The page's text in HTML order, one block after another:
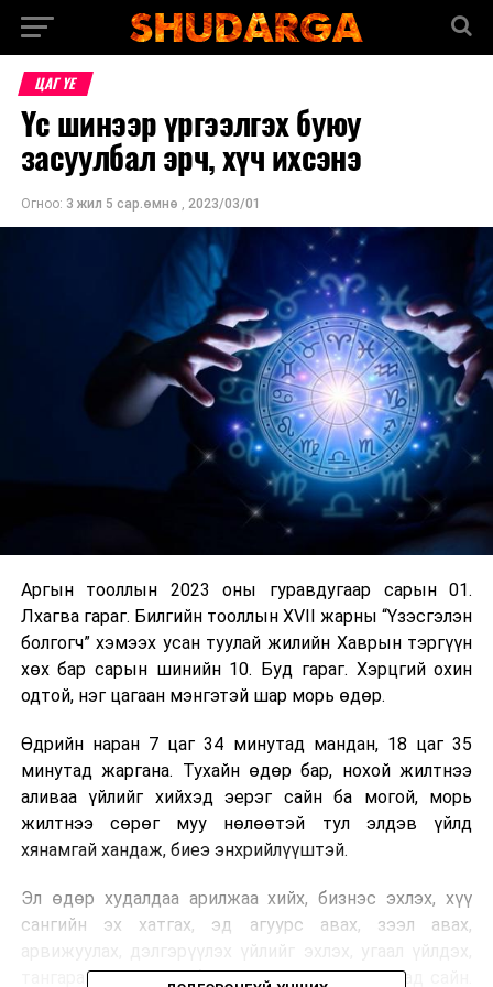
ЦАГ ҮЕ
Үс шинээр үргээлгэх буюу
засуулбал эрч, хүч ихсэнэ
Огноо: 3 жил 5 сар.өмнө , 2023/03/01
Аргын тооллын 2023 оны гуравдугаар сарын 01.
Лхагва гараг. Билгийн тооллын XVII жарны “Үзэсгэлэн
болгогч” хэмээх усан туулай жилийн Хаврын тэргүүн
хөх бар сарын шинийн 10. Буд гараг. Хэрцгий охин
одтой, нэг цагаан мэнгэтэй шар морь өдөр.
Өдрийн наран 7 цаг 34 минутад мандан, 18 цаг 35
минутад жаргана. Тухайн өдөр бар, нохой жилтнээ
аливаа үйлийг хийхэд эерэг сайн ба могой, морь
жилтнээ сөрөг муу нөлөөтэй тул элдэв үйлд
хянамгай хандаж, биеэ энхрийлүүштэй.
Эл өдөр худалдаа арилжаа хийх, бизнэс эхлэх, хүү
сангийн эх хатгах, эд агуурс авах, зээл авах,
тангараг тавих, гэр байшингийн суурь тавихад сайн.